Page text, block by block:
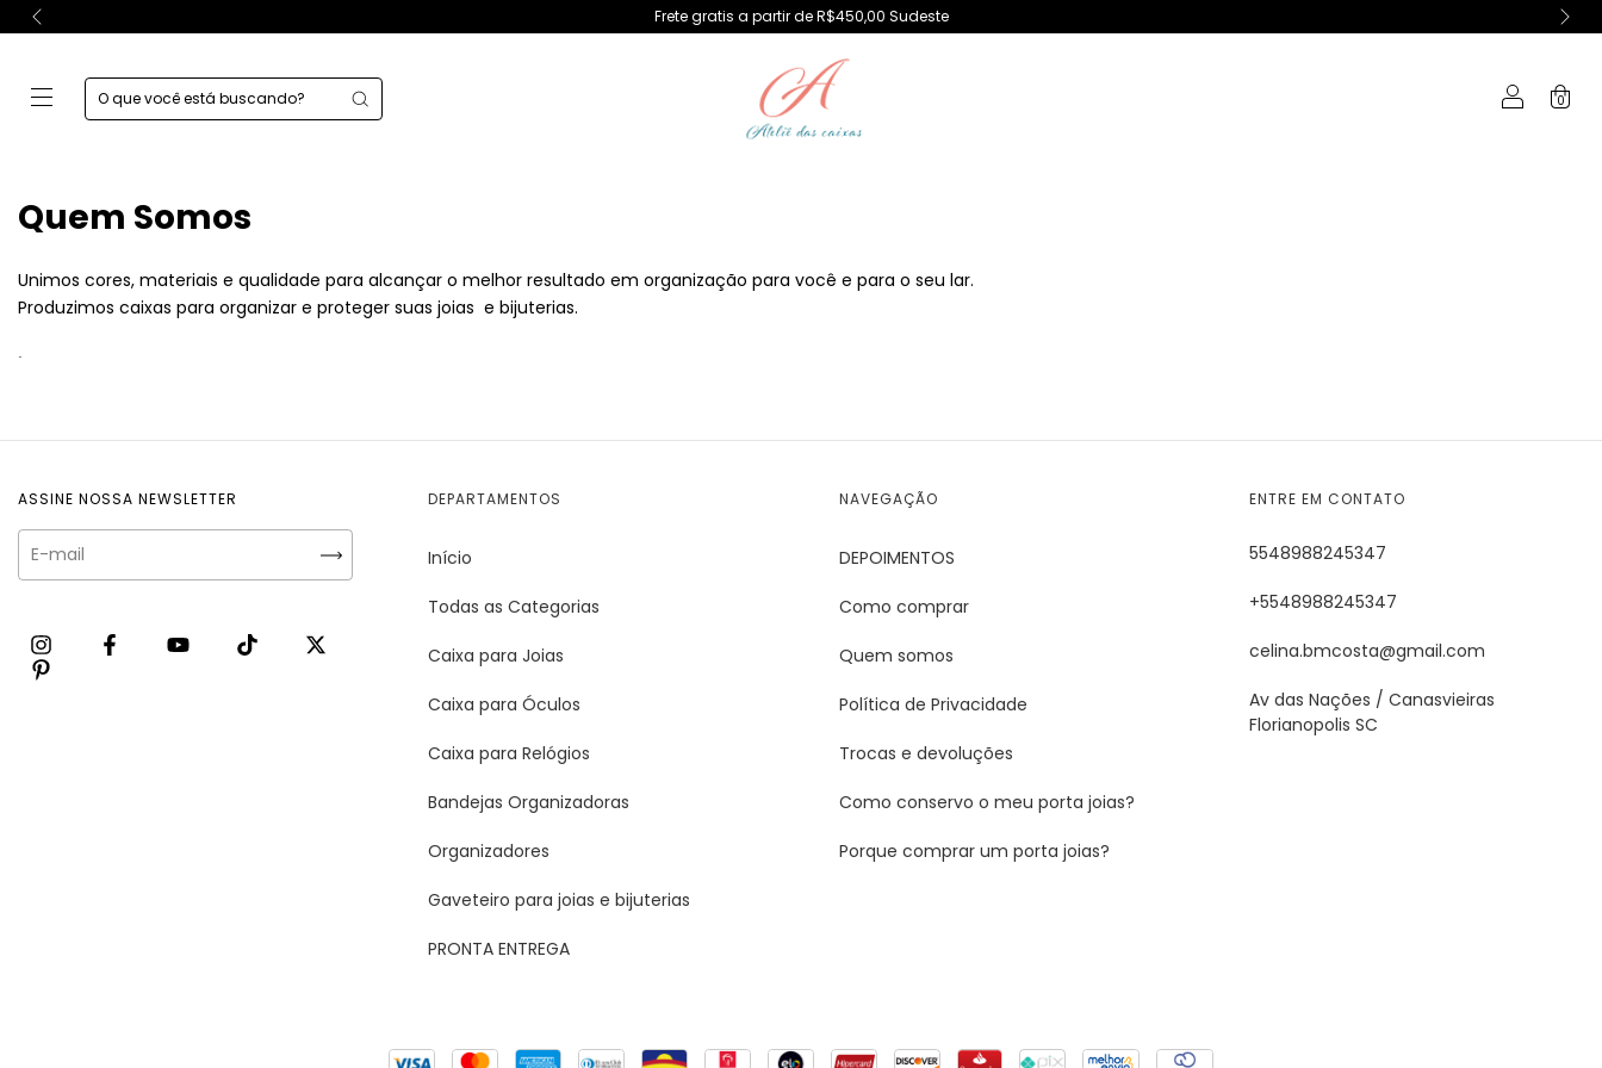
Frete gratis a partir de R$450,00 Sudeste
0
Quem Somos
Unimos cores, materiais e qualidade para alcançar o melhor resultado em organização para você e para o seu lar.
Produzimos caixas para organizar e proteger suas joias e bijuterias.
.
ASSINE NOSSA NEWSLETTER DEPARTAMENTOS
Início
Todas as Categorias
Caixa para Joias
Caixa para Óculos
Caixa para Relógios
Bandejas Organizadoras
Organizadores
Gaveteiro para joias e bijuterias
PRONTA ENTREGA
NAVEGAÇÃO
DEPOIMENTOS
Como comprar
Quem somos
Política de Privacidade
Trocas e devoluções
Como conservo o meu porta joias?
Porque comprar um porta joias?
ENTRE EM CONTATO
5548988245347
+5548988245347
celina.bmcosta@gmail.com
Av das Nações / Canasvieiras
Florianopolis SC